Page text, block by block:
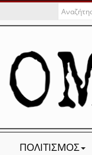
ΠΟΛΙΤΙΣΜΌΣ